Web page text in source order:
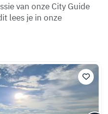
van onze City Guide
lees je in onze